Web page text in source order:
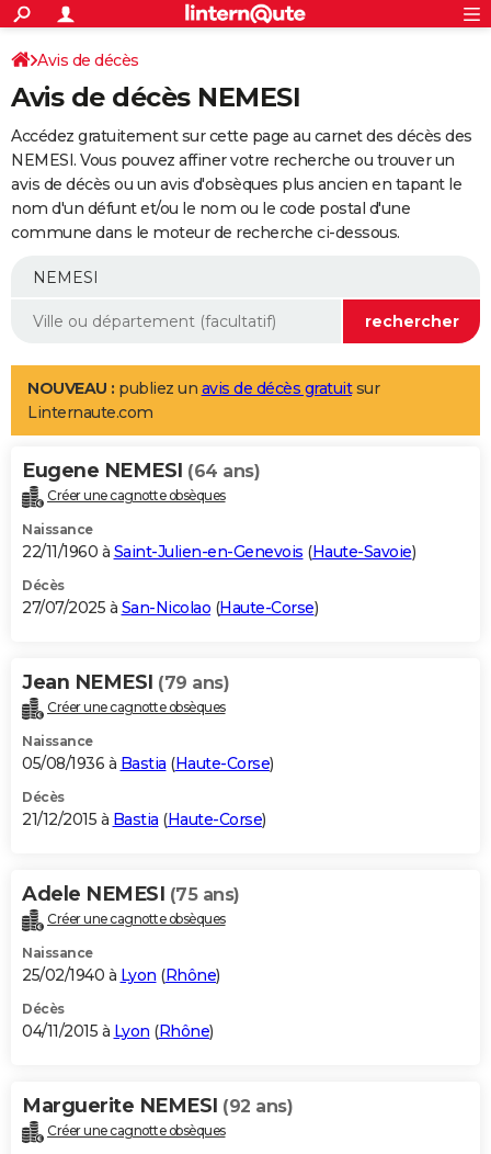
ACTUALITÉS
Politique
Société
Faits Divers
Education
Monde
Villes
+
SPORT
Coupe du monde 2026
Football
Tennis
Cyclisme
Rugby
Forum
Programme TV
TNT
Streaming
Cinéma
Sorties cinéma
Musique
+
FINANCE
Retraite
Epargne
Immobilier
Risques naturels par ville
Banque
Assurance
AUTO
Essais
Réserver un essai
Citadines
Berlines
SUV
Forum auto
+
Mobiles
Meilleur smartphone
Internet
Ordinateurs
Jeux vidéo
Guide high-tech
Aménagement intérieur
LIFESTYLE
Art de vivre
Bien-être
Loisirs
Mode
Modes de vie
Alimentation
Guide de la santé
Maladies
Médicaments
Sommeil
VOYAGE
Destinations
City break
Voyage nature
Voyage de noces
Forum
Climat
+PHOTO
GUIDES D'ACHAT
BONS PLANS
Carte de Noël
Carte Bonne année
Carte Saint-Valentin
Carte Pâques
Carte d'anniversaire
DICTIONNAIRE
Dictionnaire
Biographies
Citations
Expressions
Proverbes
PROGRAMME TV
S'inscrire
Se connecter
Lycées
Collèges
Primaires
Universités
Entreprises
Service militaire
Avis de recherche
AVIS DE DÉCÈS
Bricolage
Lifestyle
Culture
Sport
Auto
Television
Voyage
Cinema
Avis de décès
Avis de décès NEMESI
Accédez gratuitement sur cette page au carnet des décès des
NEMESI. Vous pouvez affiner votre recherche ou trouver un
avis de décès ou un avis d'obsèques plus ancien en tapant le
nom d'un défunt et/ou le nom ou le code postal d'une
commune dans le moteur de recherche ci-dessous.
NOUVEAU : publiez un avis de décès gratuitsur
Linternaute.com
Eugene NEMESI (64 ans)
Créer une cagnotte obsèques
Naissance
22/11/1960 à Saint-Julien-en-Genevois (Haute-Savoie)
Décès
27/07/2025 à San-Nicolao (Haute-Corse)
Jean NEMESI (79 ans)
Créer une cagnotte obsèques
Naissance
05/08/1936 à Bastia (Haute-Corse)
Décès
21/12/2015 à Bastia (Haute-Corse)
Adele NEMESI (75 ans)
Créer une cagnotte obsèques
Naissance
25/02/1940 à Lyon (Rhône)
Décès
04/11/2015 à Lyon (Rhône)
Marguerite NEMESI (92 ans)
Créer une cagnotte obsèques